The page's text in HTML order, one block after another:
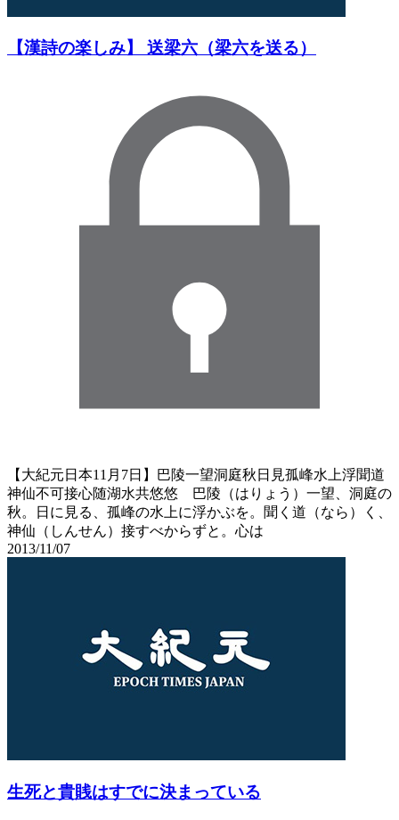
【漢詩の楽しみ】 送梁六（梁六を送る）
【大紀元日本11月7日】巴陵一望洞庭秋日見孤峰水上浮聞道
神仙不可接心随湖水共悠悠 巴陵（はりょう）一望、洞庭の
秋。日に見る、孤峰の水上に浮かぶを。聞く道（なら）く、
神仙（しんせん）接すべからずと。心は
2013/11/07
生死と貴賎はすでに決まっている